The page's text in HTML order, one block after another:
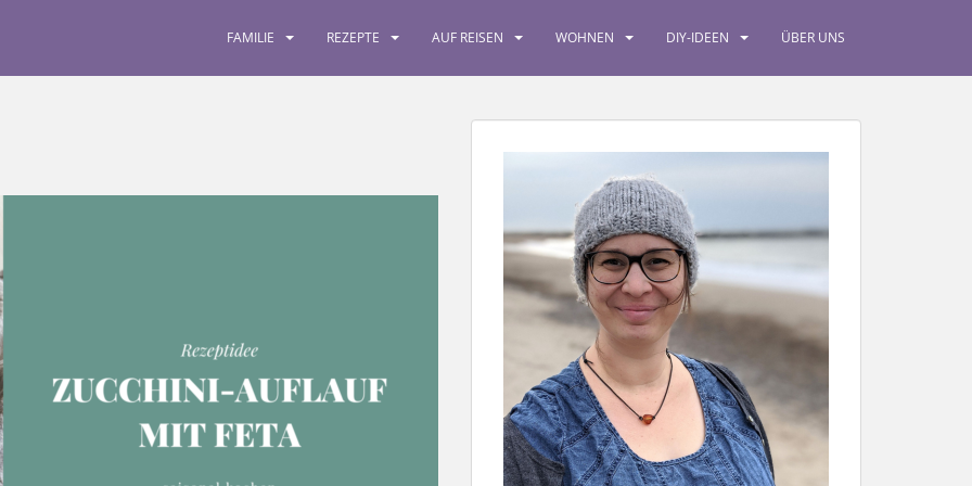
FAMILIE REZEPTE AUF REISEN WOHNEN DIY-IDEEN ÜBER UNS